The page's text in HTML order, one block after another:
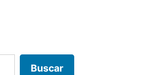
Buscar